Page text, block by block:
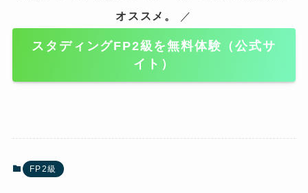
オススメ。
／
スタディングFP2級を無料体験（公式サ
イト）
FP2級